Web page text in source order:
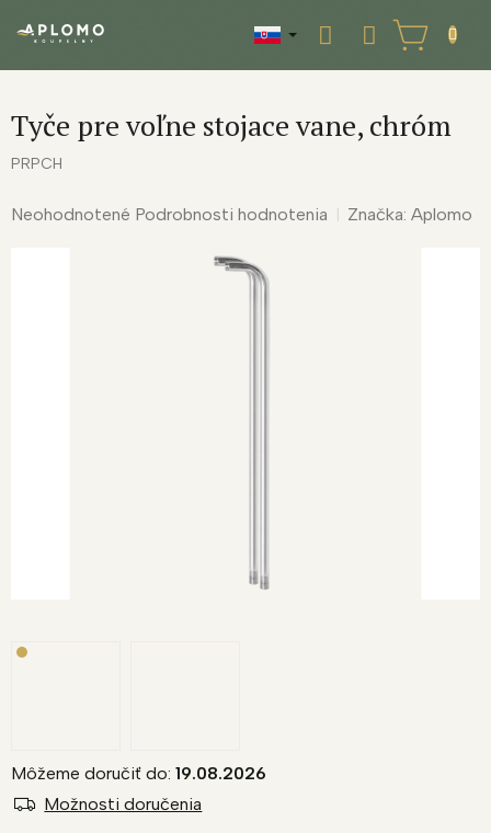
NÁKUPNÝ
KOŠÍK
Tyče pre voľne stojace vane, chróm
PRPCH
Priemerné
Neohodnotené Podrobnosti hodnotenia Značka: Aplomo
Môžeme doručiť do: 19.08.2026
Možnosti doručenia